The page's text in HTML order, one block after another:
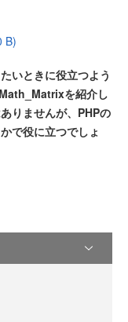
B)
いときに役立つよう
を紹介し
りませんが、PHPの
で役に立つでしょ